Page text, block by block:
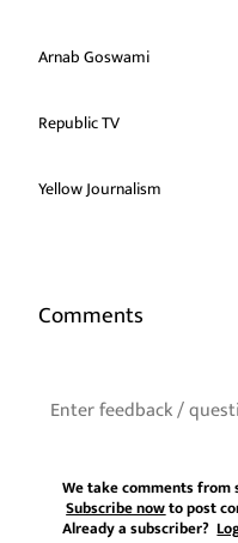
Arnab Goswami
Republic TV
Yellow Journalism
Comments
We take comments from
Subscribe nowto post
Already a subscriber?